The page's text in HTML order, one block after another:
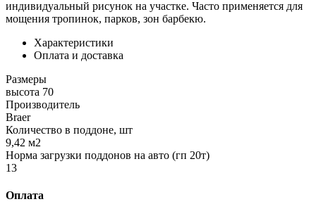
индивидуальный рисунок на участке. Часто применяется для
мощения тропинок, парков, зон барбекю.
Характеристики
Оплата и доставка
Размеры
высота 70
Производитель
Braer
Количество в поддоне, шт
9,42 м2
Норма загрузки поддонов на авто (гп 20т)
13
Оплата